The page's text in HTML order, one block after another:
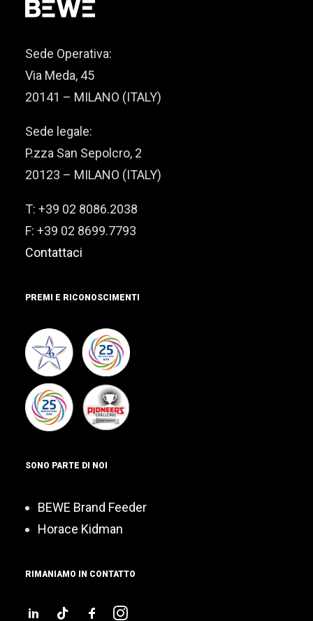
Sede Operativa:
Via Meda, 45
20141 – MILANO (ITALY)
Sede legale:
P.zza San Sepolcro, 2
20123 – MILANO (ITALY)
T: +39 02 8086.2038
F: +39 02 8699.7793
Contattaci
PREMI E RICONOSCIMENTI
SONO PARTE DI NOI
BEWE Brand Feeder
Horace Kidman
RIMANIAMO IN CONTATTO